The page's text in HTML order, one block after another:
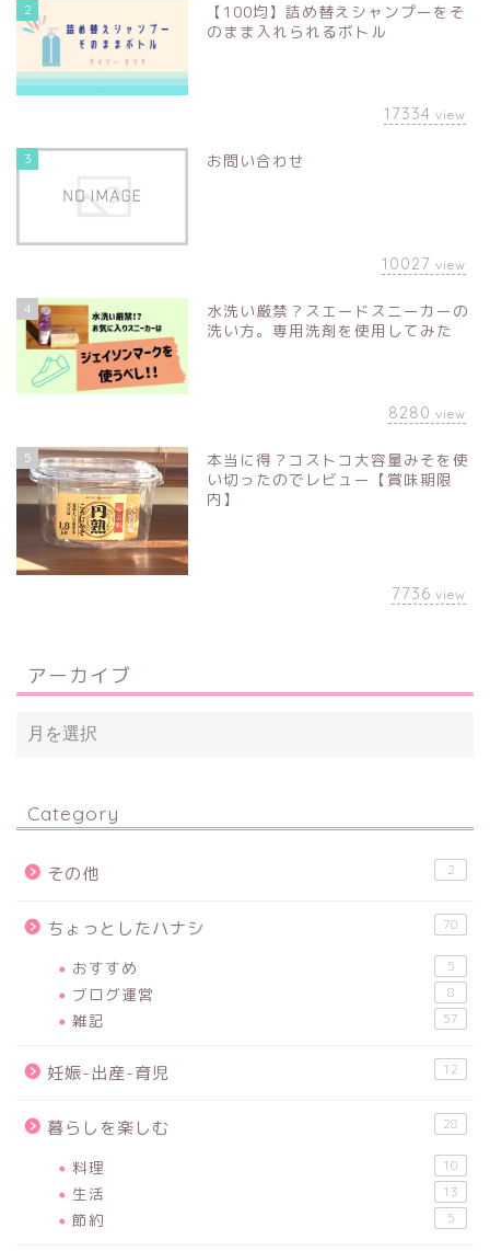
2
【100均】詰め替えシャンプーをそ
のまま入れられるボトル
17334 view
3 お問い合わせ
10027 view
4
水洗い厳禁？スエードスニーカーの
洗い方。専用洗剤を使用してみた
8280 view
5
本当に得？コストコ大容量みそを使
い切ったのでレビュー【賞味期限
内】
7736 view
アーカイブ
Category
その他 2
ちょっとしたハナシ 70
おすすめ 5
ブログ運営 8
雑記 57
妊娠-出産-育児 12
暮らしを楽しむ 28
料理 10
生活 13
節約 5